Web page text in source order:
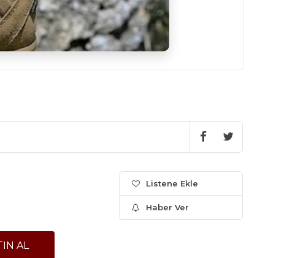
Listene Ekle
Haber Ver